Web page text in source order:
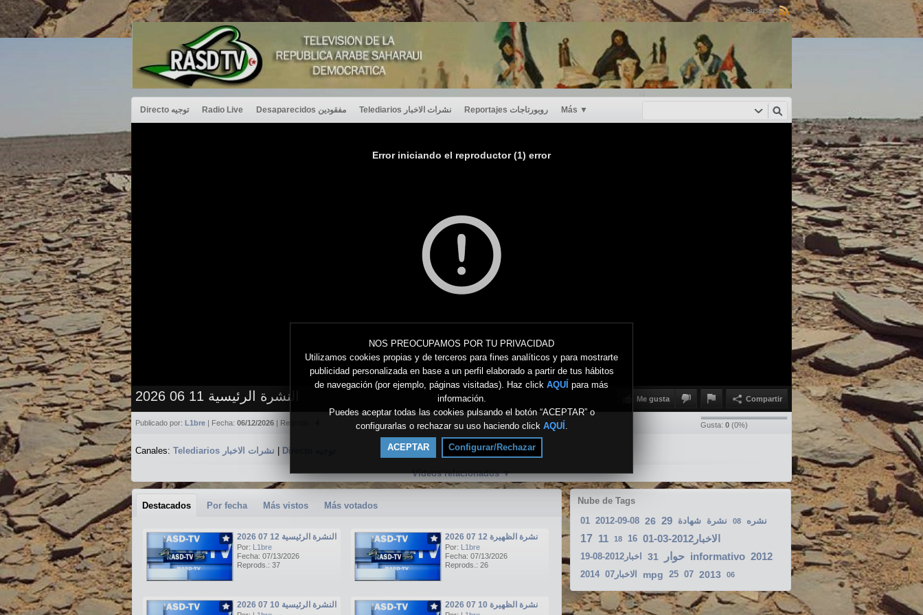
NOS PREOCUPAMOS POR TU PRIVACIDAD
Utilizamos cookies propias y de terceros para fines analíticos y para mostrarte
publicidad personalizada en base a un perfil elaborado a partir de tus hábitos
de navegación (por ejemplo, páginas visitadas). Haz click AQUÍ para más
información.
Puedes aceptar todas las cookies pulsando el botón “ACEPTAR” o
configurarlas o rechazar su uso haciendo click AQUÍ .
ACEPTAR Configurar/Rechazar
Suscribir:
Directo توجيه Radio Live Desaparecidos مفقودين Telediarios نشرات الاخبار Reportajes روبورتاجات Más ▼
Error iniciando el reproductor (1) error
Me gusta Compartir النشرة الرئيسية 11 06 2026
Gusta: 0 (0%)
Publicado por: L1bre | Fecha: 06/12/2026 | Reprods.:
Canales: Telediarios نشرات الاخبار
Vídeos relacionados▼
Nube de Tags
01 2012-09-08 26 29 شهادة نشرة 08 نشره
17 11 18 16 الاخبار2012-03-01
اخبار2012-08-19 31 حوار informativo 2012
2014 الاخبار07 mpg 25 07 2013 06
Destacados Por fecha Más vistos Más votados
النشرة الرئيسية 12 07 2026
Por: L1bre
Fecha: 07/13/2026
Reprods.: 37
نشرة الظهيرة 12 07 2026
Por: L1bre
Fecha: 07/13/2026
Reprods.: 26
النشرة الرئيسية 10 07 2026 نشرة الظهيرة 10 07 2026